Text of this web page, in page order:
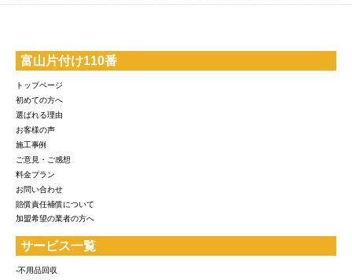
富山片付け110番
トップページ
初めての方へ
選ばれる理由
お客様の声
施工事例
ご意見・ご感想
料金プラン
お問い合わせ
賠償責任補償について
加盟希望の業者の方へ
サービス一覧
-不用品回収